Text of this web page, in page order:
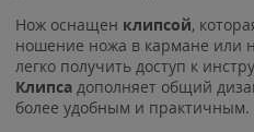
Нож оснащен клипсой,
ношение ножа в кармане или
легко получить доступ к
Клипса дополняет общий
более удобным и практичным.